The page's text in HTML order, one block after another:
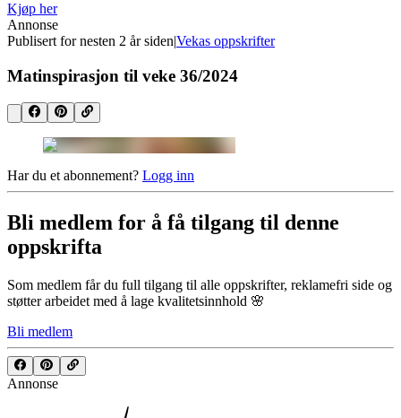
Kjøp her
Annonse
Publisert for nesten 2 år siden|Vekas oppskrifter
Matinspirasjon til veke 36/2024
Har du et abonnement? Logg inn
Bli medlem for å få tilgang til denne
oppskrifta
Som medlem får du full tilgang til alle oppskrifter, reklamefri side og
støtter arbeidet med å lage kvalitetsinnhold 🌸
Bli medlem
Annonse